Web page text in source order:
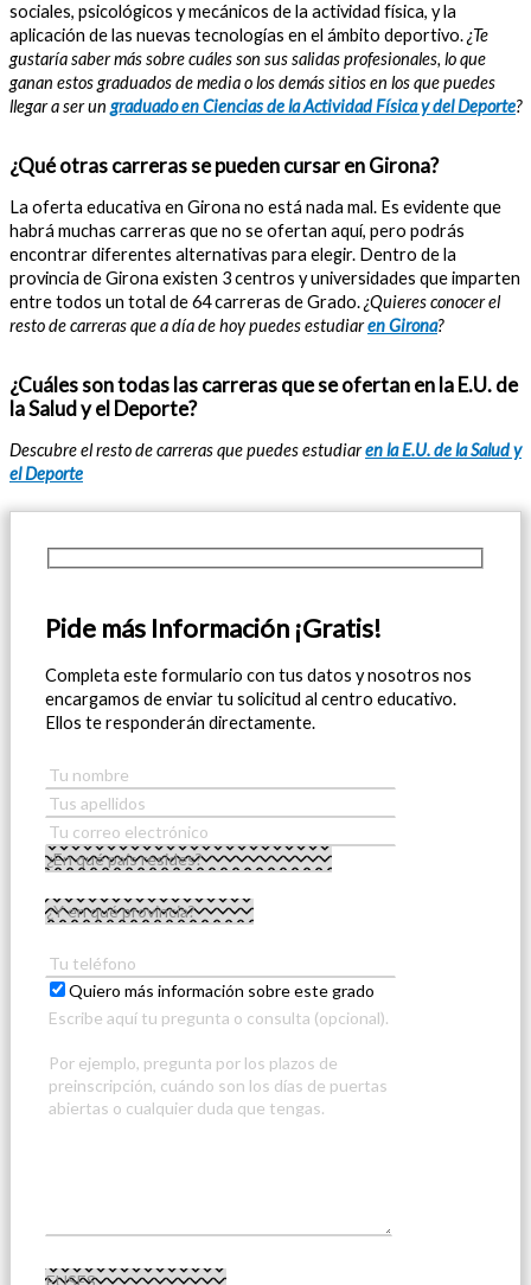
sociales, psicológicos y mecánicos de la actividad física, y la
aplicación de las nuevas tecnologías en el ámbito deportivo.¿Te
gustaría saber más sobre cuáles son sus salidas profesionales, lo que
ganan estos graduados de media o los demás sitios en los que puedes
llegar a ser un graduado en Ciencias de la Actividad Física y del Deporte?
¿Qué otras carreras se pueden cursar en Girona?
La oferta educativa en Girona no está nada mal. Es evidente que
habrá muchas carreras que no se ofertan aquí, pero podrás
encontrar diferentes alternativas para elegir. Dentro de la
provincia de Girona existen 3 centros y universidades que imparten
entre todos un total de 64 carreras de Grado.¿Quieres conocer el
resto de carreras que a día de hoy puedes estudiaren Girona?
¿Cuáles son todas las carreras que se ofertan en la E.U. de
la Salud y el Deporte?
Descubre el resto de carreras que puedes estudiaren la E.U. de la Salud y
el Deporte
Pide más Información ¡Gratis!
Completa este formulario con tus datos y nosotros nos
encargamos de enviar tu solicitud al centro educativo.
Ellos te responderán directamente.
Quiero más información sobre este grado